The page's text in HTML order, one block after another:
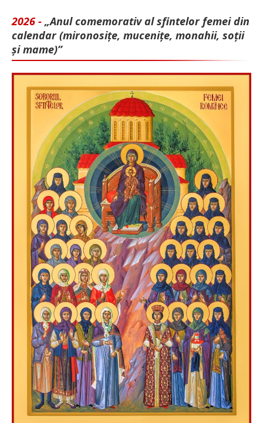
2026 - „Anul comemorativ al sfintelor femei din
calendar (mironosițe, mu­cenițe, monahii, soții
și mame)”